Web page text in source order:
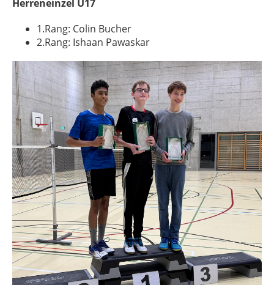
Herreneinzel U17
1.Rang: Colin Bucher
2.Rang: Ishaan Pawaskar